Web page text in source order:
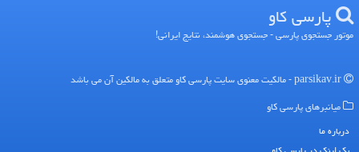
پارسی كاو
موتور جستجوی پارسی - جستجوی هوشمند، نتایج ایرانی!
میانبرهای پارسی كاو
درباره ما